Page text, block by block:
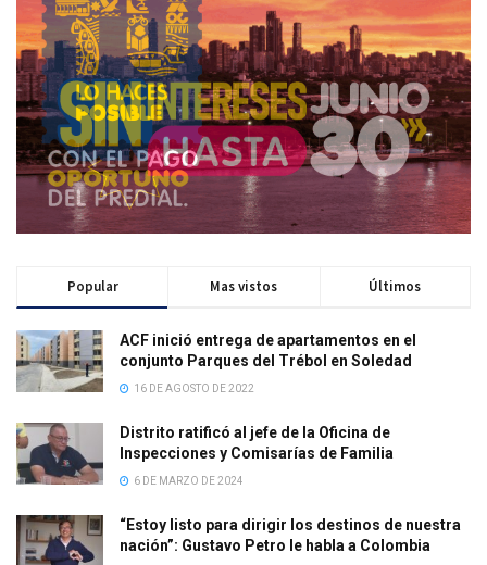
Popular Mas vistos Últimos
ACF inició entrega de apartamentos en el
conjunto Parques del Trébol en Soledad
16 DE AGOSTO DE 2022
Distrito ratificó al jefe de la Oficina de
Inspecciones y Comisarías de Familia
6 DE MARZO DE 2024
“Estoy listo para dirigir los destinos de nuestra
nación”: Gustavo Petro le habla a Colombia